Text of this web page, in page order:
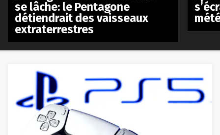
se lâche: le Pentagone
détiendrait des vaisseaux
extraterrestres